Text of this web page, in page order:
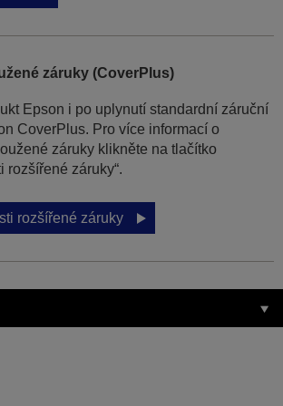
záruky (CoverPlus)
Epson i po uplynutí standardní záruční
CoverPlus. Pro více informací o
záruky klikněte na tlačítko
rozšířené záruky“.
rozšířené záruky